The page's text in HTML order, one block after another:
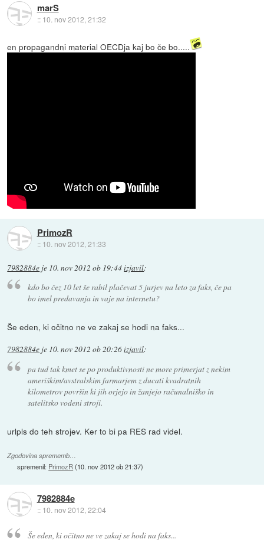
marS
:: 10. nov 2012, 21:32
en propagandni material OECDja kaj bo če bo.....
PrimozR
:: 10. nov 2012, 21:33
7982884e je 10. nov 2012 ob 19:44izjavil:
kdo bo čez 10 let še rabil plačevat 5 jurjev na leto za faks, če pa
bo imel predavanja in vaje na internetu?
Še eden, ki očitno ne ve zakaj se hodi na faks...
7982884e je 10. nov 2012 ob 20:26izjavil:
pa tud tak kmet se po produktivnosti ne more primerjat z nekim
ameriškim/avstralskim farmarjem z ducati kvadratnih
kilometrov površin ki jih orjejo in žanjejo računalniško in
satelitsko vodeni stroji.
urlpls do teh strojev. Ker to bi pa RES rad videl.
Zgodovina sprememb…
spremenil: PrimozR (10. nov 2012 ob 21:37)
7982884e
:: 10. nov 2012, 22:04
Še eden, ki očitno ne ve zakaj se hodi na faks...